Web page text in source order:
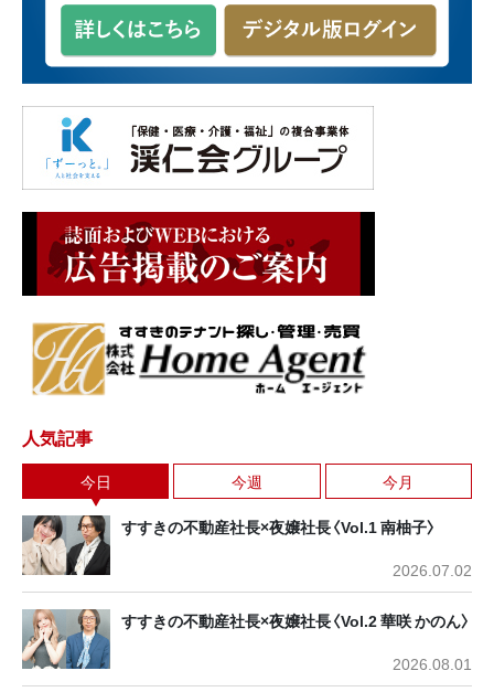
人気記事
今日 今週 今月
すすきの不動産社長×夜嬢社長〈Vol.1 南柚子〉
2026.07.02
すすきの不動産社長×夜嬢社長〈Vol.2 華咲 かのん〉
2026.08.01